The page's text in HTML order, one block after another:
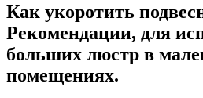
Как укоротить
Рекомендации, для
больших люстр в
помещениях.